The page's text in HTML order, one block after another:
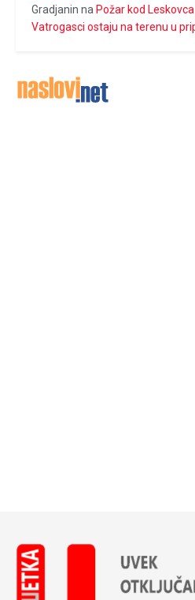
Gradjanin na Požar kod
Vatrogasci ostaju na terenu u